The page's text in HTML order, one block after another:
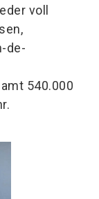
voll
de-
540.000